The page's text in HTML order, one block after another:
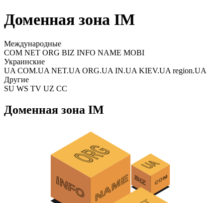
Доменная зона IM
Международные
COM NET ORG BIZ INFO NAME MOBI
Украинские
UA COM.UA NET.UA ORG.UA IN.UA KIEV.UA region.UA
Другие
SU WS TV UZ CC
Доменная зона IM